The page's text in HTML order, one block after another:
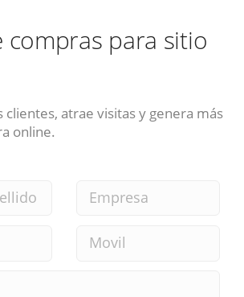
compras para sitio
clientes, atrae visitas y genera más
online.